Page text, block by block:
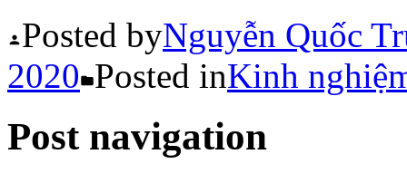
Posted byNguyễn Quốc
2020 Posted inKinh
Post navigation